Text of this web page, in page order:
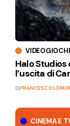
CINEMA E
VIDEOGIOCHI
Halo
l’uscita di
DiFRANCESCO